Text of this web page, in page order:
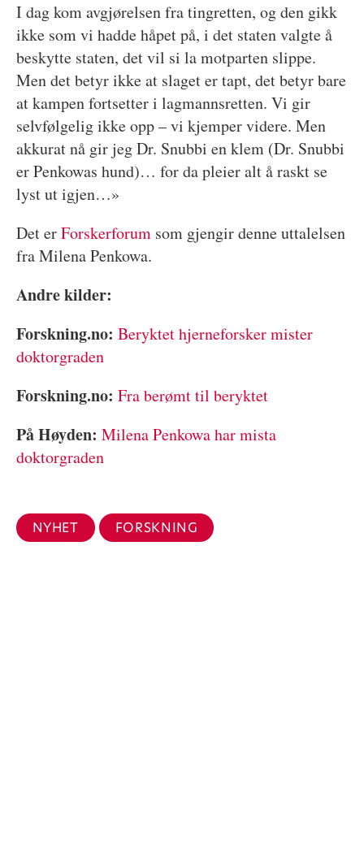
I dag kom avgjørelsen fra tingretten, og den gikk
ikke som vi hadde håpet på, i det staten valgte å
beskytte staten, det vil si la motparten slippe.
Men det betyr ikke at slaget er tapt, det betyr bare
at kampen fortsetter i lagmannsretten. Vi gir
selvfølgelig ikke opp – vi kjemper videre. Men
akkurat nå gir jeg Dr. Snubbi en klem (Dr. Snubbi
er Penkowas hund)… for da pleier alt å raskt se
lyst ut igjen…»
Det erForskerforumsom gjengir denne uttalelsen
fra Milena Penkowa.
Andre kilder:
Forskning.no: Beryktet hjerneforsker mister
doktorgraden
Forskning.no: Fra berømt til beryktet
På Høyden: Milena Penkowa har mista
doktorgraden
NYHET FORSKNING